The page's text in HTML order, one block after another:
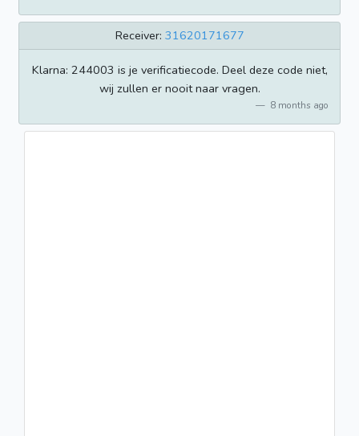
Receiver: 31620171677
Klarna: 244003 is je verificatiecode. Deel deze code niet,
wij zullen er nooit naar vragen.
8 months ago